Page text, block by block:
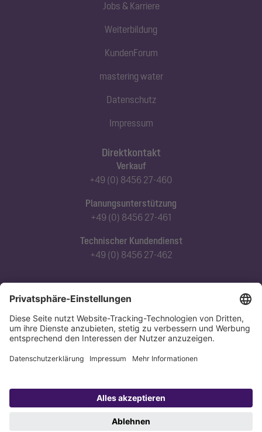
Direktkontakt
Verkauf
+49 (0) 8456 27-460
Planungsunterstützung
+49 (0) 8456 27-461
Technischer Kundendienst
+49 (0) 8456 27-462
Abonnieren Sie unseren Newsletter
Jetzt anmelden
Jobs & Karriere
Weiterbildung
KundenForum
mastering water
Datenschutz
Impressum
Copyright 1998-2026 KESSEL SE + Co. KG, Bahnhofstraße 31, 85101 Lenting,
Datenschutz Impressum